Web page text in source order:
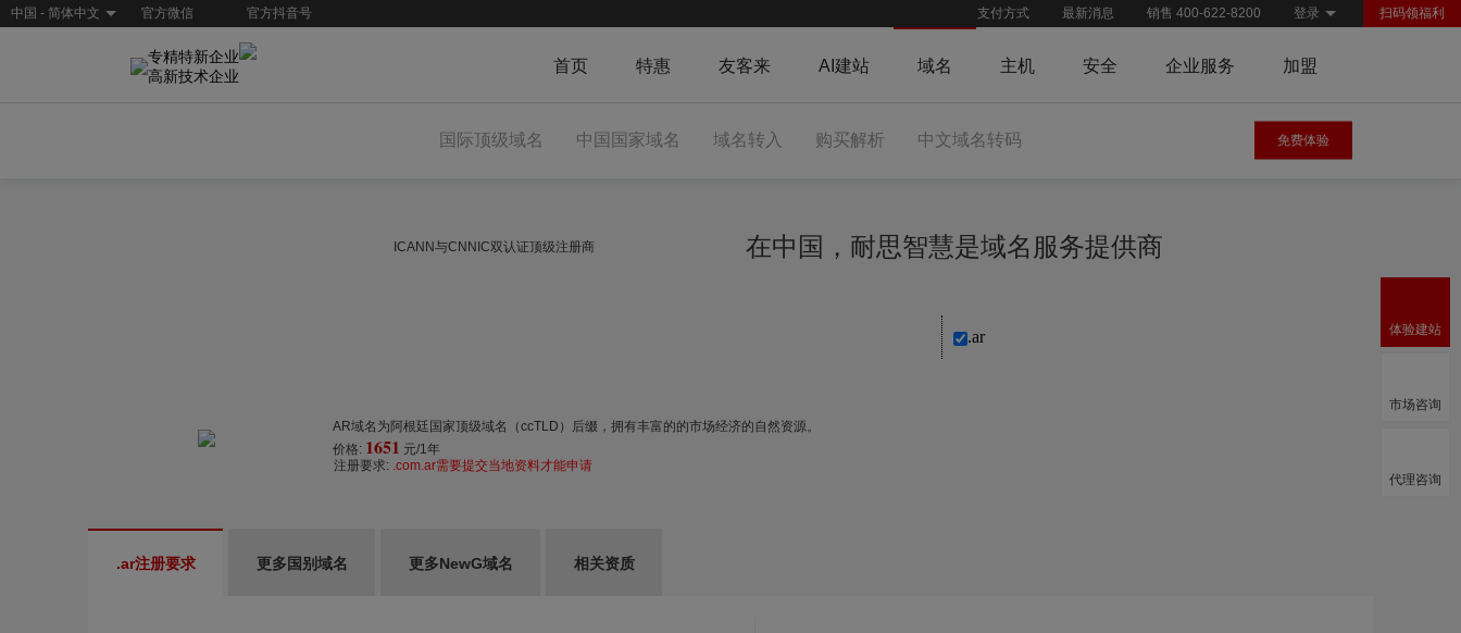
中国 - 简体中文 官方微信 官方抖音号 扫码领福利
登录
销售 400-622-8200
最新消息
支付方式
专精特新企业
高新技术企业
首页 特惠 友客来 AI建站 域名 主机 安全 企业服务 加盟
国际顶级域名 中国国家域名 域名转入 购买解析 中文域名转码 免费体验
ICANN与CNNIC双认证顶级注册商 在中国，耐思智慧是域名服务提供商
.ar
AR域名为阿根廷国家顶级域名（ccTLD）后缀，拥有丰富的的市场经济的自然资源。
价格: 1651 元/1年
注册要求: .com.ar需要提交当地资料才能申请
.ar注册要求 更多国别域名 更多NewG域名 相关资质
体验建站
市场咨询
代理咨询